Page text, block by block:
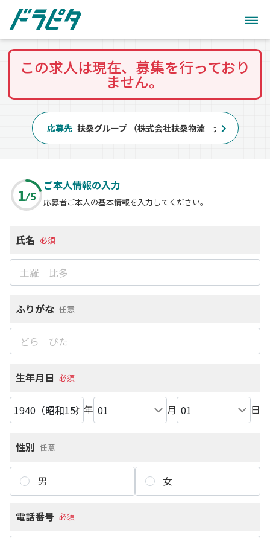
この求人は現在、募集を行っており
ません。
応募先 扶桑グループ （株式会社扶桑物流 大阪営業所）
1 5
ご本人情報の入力
応募者ご本人の基本情報を入力してください。
氏名 必須
ふりがな 任意
生年月日 必須
年 月 日
性別 任意
男 女
電話番号 必須